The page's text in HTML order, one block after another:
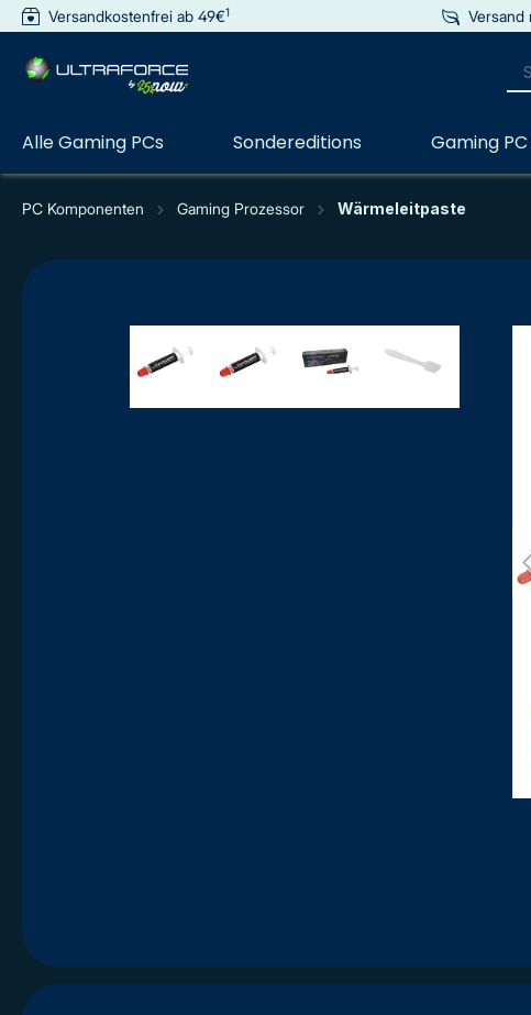
springen Zur Hauptnavigation springen
Versandkostenfrei ab 49€1 Versand
Alle Gaming PCs Sondereditions Gaming
PC Komponenten Gaming Prozessor Wärmeleitpaste